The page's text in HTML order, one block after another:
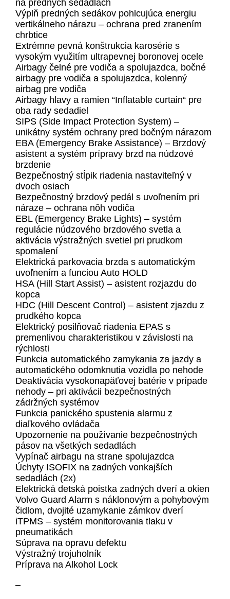
na predných sedadlách
Výplň predných sedákov pohlcujúca energiu
vertikálneho nárazu – ochrana pred zranením
chrbtice
Extrémne pevná konštrukcia karosérie s
vysokým využitím ultrapevnej boronovej ocele
Airbagy čelné pre vodiča a spolujazdca, bočné
airbagy pre vodiča a spolujazdca, kolenný
airbag pre vodiča
Airbagy hlavy a ramien “Inflatable curtain“ pre
oba rady sedadiel
SIPS (Side Impact Protection System) –
unikátny systém ochrany pred bočným nárazom
EBA (Emergency Brake Assistance) – Brzdový
asistent a systém prípravy brzd na núdzové
brzdenie
Bezpečnostný stĺpik riadenia nastaviteľný v
dvoch osiach
Bezpečnostný brzdový pedál s uvoľnením pri
náraze – ochrana nôh vodiča
EBL (Emergency Brake Lights) – systém
regulácie núdzového brzdového svetla a
aktivácia výstražných svetiel pri prudkom
spomalení
Elektrická parkovacia brzda s automatickým
uvoľnením a funciou Auto HOLD
HSA (Hill Start Assist) – asistent rozjazdu do
kopca
HDC (Hill Descent Control) – asistent zjazdu z
prudkého kopca
Elektrický posilňovač riadenia EPAS s
premenlivou charakteristikou v závislosti na
rýchlosti
Funkcia automatického zamykania za jazdy a
automatického odomknutia vozidla po nehode
Deaktivácia vysokonapäťovej batérie v prípade
nehody – pri aktivácii bezpečnostných
zádržných systémov
Funkcia panického spustenia alarmu z
diaľkového ovládača
Upozornenie na používanie bezpečnostných
pásov na všetkých sedadlách
Vypínač airbagu na strane spolujazdca
Úchyty ISOFIX na zadných vonkajších
sedadlách (2x)
Elektrická detská poistka zadných dverí a okien
Volvo Guard Alarm s náklonovým a pohybovým
čidlom, dvojité uzamykanie zámkov dverí
iTPMS – systém monitorovania tlaku v
pneumatikách
Súprava na opravu defektu
Výstražný trojuholník
Príprava na Alkohol Lock
–